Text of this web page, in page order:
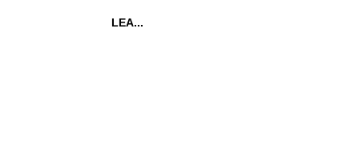
LEA...